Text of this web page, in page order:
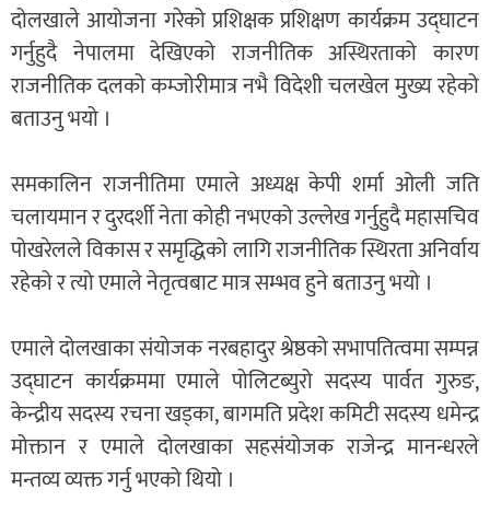
दोलखाले आयोजना गरेको प्रशिक्षक प्रशिक्षण कार्यक्रम उद्घाटन
गर्नुहुदै नेपालमा देखिएको राजनीतिक अस्थिरताको कारण
राजनीतिक दलको कम्जोरीमात्र नभै विदेशी चलखेल मुख्य रहेको
बताउनु भयो ।
समकालिन राजनीतिमा एमाले अध्यक्ष केपी शर्मा ओली जति
चलायमान र दुरदर्शी नेता कोही नभएको उल्लेख गर्नुहुदै महासचिव
पोखरेलले विकास र समृद्धिको लागि राजनीतिक स्थिरता अनिर्वाय
रहेको र त्यो एमाले नेतृत्वबाट मात्र सम्भव हुने बताउनु भयो ।
एमाले दोलखाका संयोजक नरबहादुर श्रेष्ठको सभापतित्वमा सम्पन्न
उद्घाटन कार्यक्रममा एमाले पोलिटब्युरो सदस्य पार्वत गुरुङ,
केन्द्रीय सदस्य रचना खड्का, बागमति प्रदेश कमिटी सदस्य धमेन्द्र
मोक्तान र एमाले दोलखाका सहसंयोजक राजेन्द्र मानन्धरले
मन्तव्य व्यक्त गर्नु भएको थियो ।